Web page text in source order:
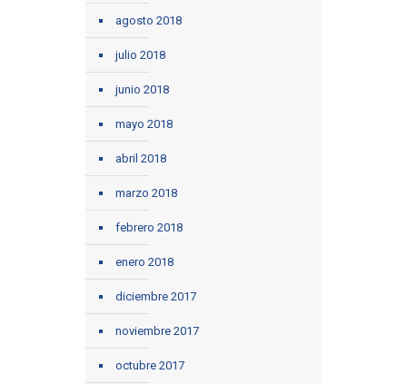
agosto 2018
julio 2018
junio 2018
mayo 2018
abril 2018
marzo 2018
febrero 2018
enero 2018
diciembre 2017
noviembre 2017
octubre 2017